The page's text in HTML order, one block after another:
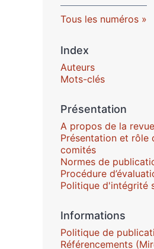
Tous les numéros
Index
Auteurs
Mots-clés
Présentation
A propos de la revue
Présentation et rôle
comités
Normes de
Procédure
Politique d'intégrité
Informations
Politique de
Référencements